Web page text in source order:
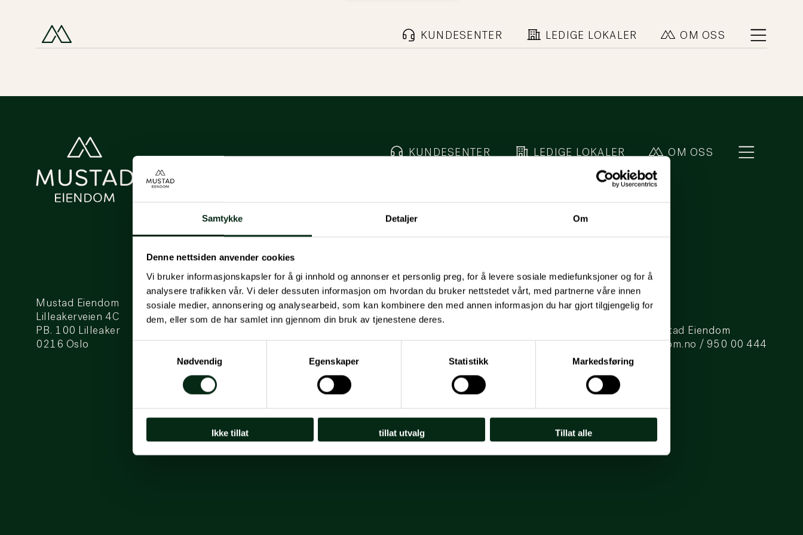
Samtykke Detaljer Om
Denne nettsiden anvender cookies
Vi bruker informasjonskapsler for å gi innhold og annonser et personlig preg, for å levere sosiale mediefunksjoner og for å
analysere trafikken vår. Vi deler dessuten informasjon om hvordan du bruker nettstedet vårt, med partnerne våre innen
sosiale medier, annonsering og analysearbeid, som kan kombinere den med annen informasjon du har gjort tilgjengelig for
dem, eller som de har samlet inn gjennom din bruk av tjenestene deres.
Nødvendig
Egenskaper Statistikk Markedsføring
Ikke tillat tillat utvalg Tillat alle
KUNDESENTER LEDIGE LOKALER OM OSS
KUNDESENTER LEDIGE LOKALER OM OSS
Mustad Eiendom
Lilleakerveien 4C
PB. 100 Lilleaker
0216 Oslo
Brandmanual for Mustad Eiendom
kunde@mustadeiendom.no / 950 00 444